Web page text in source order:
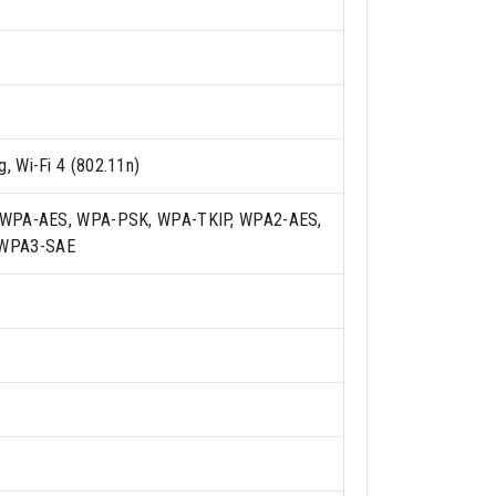
Wi-Fi 4 (802.11n)
AES, WPA-PSK, WPA-TKIP, WPA2-AES,
SAE